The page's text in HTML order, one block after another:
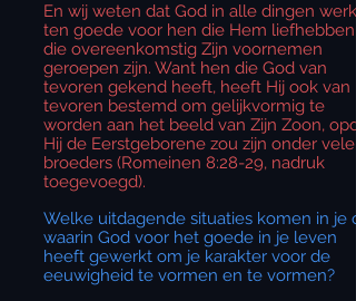
En wij weten dat God in alle dingen werkt
ten goede voor hen die Hem liefhebben,
die overeenkomstig Zijn voornemen
geroepen zijn. Want hen die God van
tevoren gekend heeft, heeft Hij ook van
tevoren bestemd om gelijkvormig te
worden aan het beeld van Zijn Zoon,
Hij de Eerstgeborene zou zijn onder vele
broeders (Romeinen 8:28-29, nadruk
toegevoegd).
Welke uitdagende situaties komen in je
waarin God voor het goede in je leven
heeft gewerkt om je karakter voor de
eeuwigheid te vormen en te vormen?